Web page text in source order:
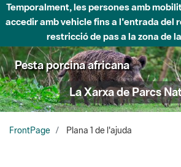
Temporalment, les persones amb
accedir amb vehicle fins a l'entrada del
restricció de pas a la zona de
Pesta porcina africana
La Xarxa de Parcs
FrontPage Plana 1 de l'ajuda